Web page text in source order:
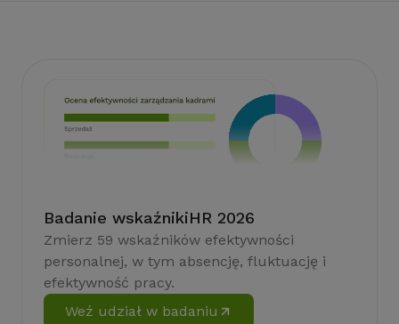
Badanie wskaźnikiHR 2026
Zmierz 59 wskaźników efektywności
personalnej, w tym absencję, fluktuację i
efektywność pracy.
Weź udział w badaniu